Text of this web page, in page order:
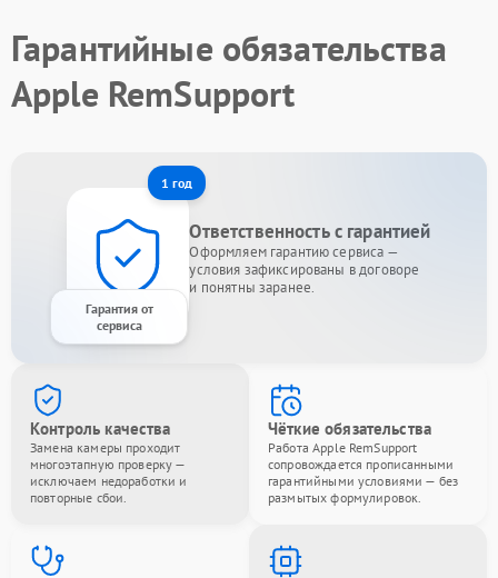
Гарантийные обязательства
Apple RemSupport
1 год
Гарантия от
сервиса
Ответственность с гарантией
Оформляем гарантию сервиса —
условия зафиксированы в договоре
и понятны заранее.
Контроль качества
Замена камеры проходит
многоэтапную проверку —
исключаем недоработки и
повторные сбои.
Чёткие обязательства
Работа Apple RemSupport
сопровождается прописанными
гарантийными условиями — без
размытых формулировок.